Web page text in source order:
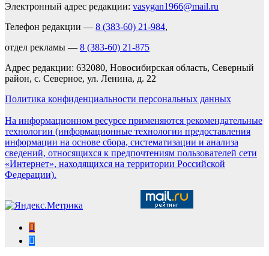
Электронный адрес редакции: vasygan1966@mail.ru
Телефон редакции — 8 (383-60) 21-984,
отдел рекламы — 8 (383-60) 21-875
Адрес редакции: 632080, Новосибирская область, Северный
район, с. Северное, ул. Ленина, д. 22
Политика конфиденциальности персональных данных
На информационном ресурсе применяются рекомендательные
технологии (информационные технологии предоставления
информации на основе сбора, систематизации и анализа
сведений, относящихся к предпочтениям пользователей сети
«Интернет», находящихся на территории Российской
Федерации).